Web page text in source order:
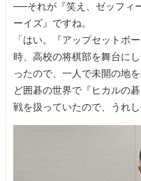
──それが『笑え、ゼッフィ
ーイズ』ですね。
「はい。『アップセットボ
時、高校の将棋部を舞台に
ったので、一人で未開の地
ど囲碁の世界で『ヒカルの
戦を扱っていたので、うれし